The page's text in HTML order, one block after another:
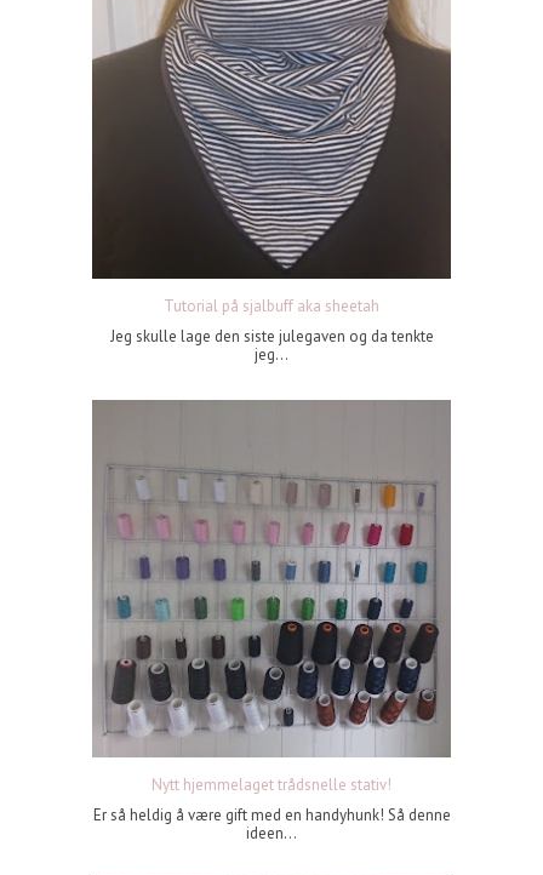
Tutorial på sjalbuff aka sheetah
Jeg skulle lage den siste julegaven og da tenkte
jeg...
Nytt hjemmelaget trådsnelle stativ!
Er så heldig å være gift med en handyhunk! Så denne
ideen...